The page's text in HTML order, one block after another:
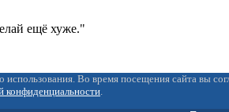
ещё хуже."
Во время посещения сайта вы
конфиденциальности.